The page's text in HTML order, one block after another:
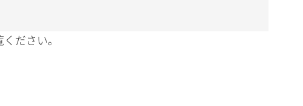
ださい。